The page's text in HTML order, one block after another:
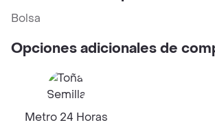
Bolsa
Opciones adicionales de
Metro 24 Horas